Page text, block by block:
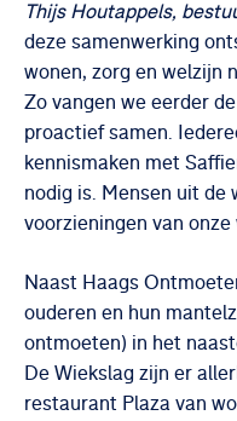
Thijs Houtappels,
deze samenwerking
wonen, zorg en welzijn
Zo vangen we eerder
proactief samen.
kennismaken met
nodig is. Mensen uit de
voorzieningen van onze
Naast Haags
ouderen en hun
ontmoeten) in het
De Wiekslag zijn er
restaurant Plaza van